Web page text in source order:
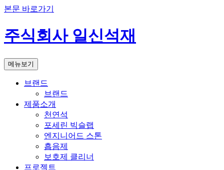
본문 바로가기
주식회사 일신석재
메뉴보기
브랜드
브랜드
제품소개
천연석
포세린 빅슬랩
엔지니어드 스톤
흡음제
보호제 클리너
프로젝트